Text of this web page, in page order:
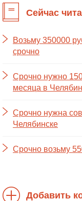
Сейчас
Возьму 350000
срочно
Срочно нужно
месяца в
Срочно нужна
Челябинске
Срочно возьму
Добавить